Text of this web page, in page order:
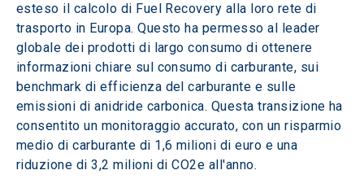
esteso il calcolo di Fuel Recovery alla loro rete di
trasporto in Europa. Questo ha permesso al leader
globale dei prodotti di largo consumo di ottenere
informazioni chiare sul consumo di carburante, sui
benchmark di efficienza del carburante e sulle
emissioni di anidride carbonica. Questa transizione ha
consentito un monitoraggio accurato, con un risparmio
medio di carburante di 1,6 milioni di euro e una
riduzione di 3,2 milioni di CO2e all'anno.